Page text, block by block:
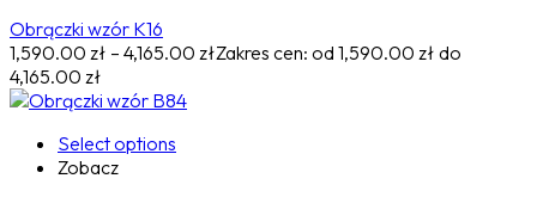
Obrączki wzór K16
1,590.00 zł – 4,165.00 złZakres cen: od 1,590.00 zł do
4,165.00 zł
Select options
Zobacz